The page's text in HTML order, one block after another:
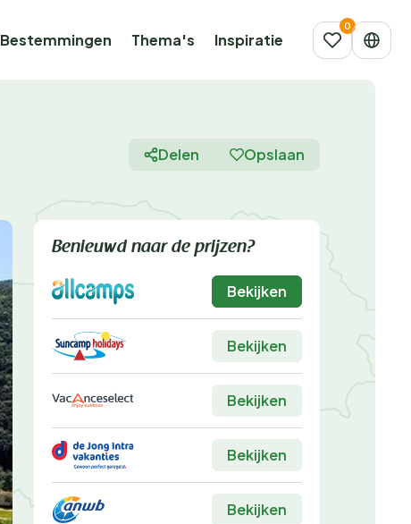
Bestemmingen Thema's Inspiratie
Delen Opslaan
Benieuwd naar de prijzen?
Bekijken
Bekijken
Bekijken
Bekijken
Bekijken